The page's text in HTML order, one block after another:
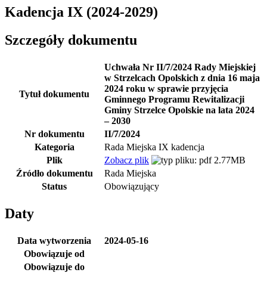
Kadencja IX (2024-2029)
Szczegóły dokumentu
Tytuł dokumentu
Uchwała Nr II/7/2024 Rady Miejskiej
w Strzelcach Opolskich z dnia 16 maja
2024 roku w sprawie przyjęcia
Gminnego Programu Rewitalizacji
Gminy Strzelce Opolskie na lata 2024
– 2030
Nr dokumentu
II/7/2024
Kategoria
Rada Miejska IX kadencja
Plik
Zobacz plik
2.77MB
Źródło dokumentu
Rada Miejska
Status
Obowiązujący
Daty
Data wytworzenia
2024-05-16
Obowiązuje od
Obowiązuje do